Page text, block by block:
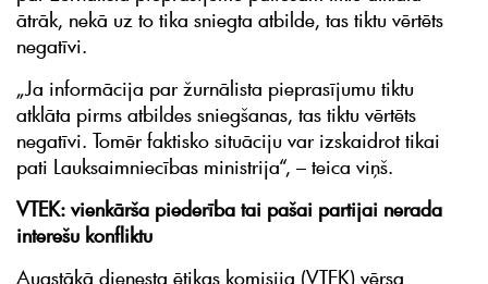
ātrāk, nekā uz to tika sniegta atbilde, tas tiktu vērtēts
negatīvi.
„Ja informācija par žurnālista pieprasījumu tiktu
atklāta pirms atbildes sniegšanas, tas tiktu vērtēts
negatīvi. Tomēr faktisko situāciju var izskaidrot tikai
pati Lauksaimniecības ministrija“, – teica viņš.
VTEK: vienkārša piederība tai pašai partijai nerada
interešu konfliktu
Augstākā dienesta ētikas komisija (VTEK) vērsa